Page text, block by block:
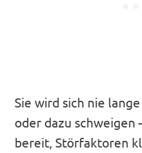
Sie wird sich nie
oder dazu schweigen
bereit, Störfaktoren